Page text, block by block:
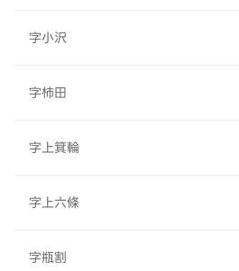
字小沢
字柿田
字上箕輪
字上六條
字瓶割